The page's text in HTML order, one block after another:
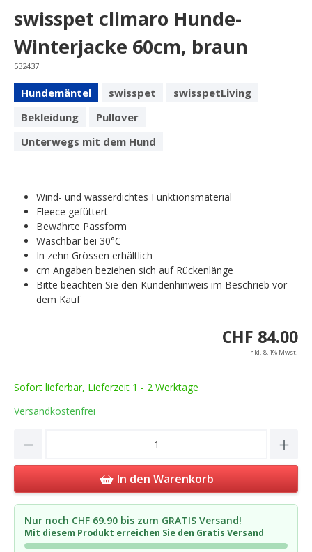
swisspet climaro Hunde-
Winterjacke 60cm, braun
532437
Hundemäntel swisspet
swisspetLiving
Bekleidung
Pullover
Unterwegs mit dem Hund
Wind- und wasserdichtes Funktionsmaterial
Fleece gefüttert
Bewährte Passform
Waschbar bei 30°C
In zehn Grössen erhältlich
cm Angaben beziehen sich auf Rückenlänge
Bitte beachten Sie den Kundenhinweis im Beschrieb vor
dem Kauf
CHF 84.00
Inkl. 8.1% Mwst.
Sofort lieferbar, Lieferzeit 1 - 2 Werktage
Versandkostenfrei
Product Quantity: Enter the desired
In den Warenkorb
Nur noch CHF 69.90 bis zum GRATIS Versand!
Mit diesem Produkt erreichen Sie den Gratis Versand